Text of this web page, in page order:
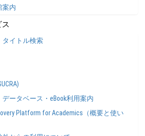
案内
イトル検索
ータベース・eBook利用案内
Platform for Academics（概要と使い